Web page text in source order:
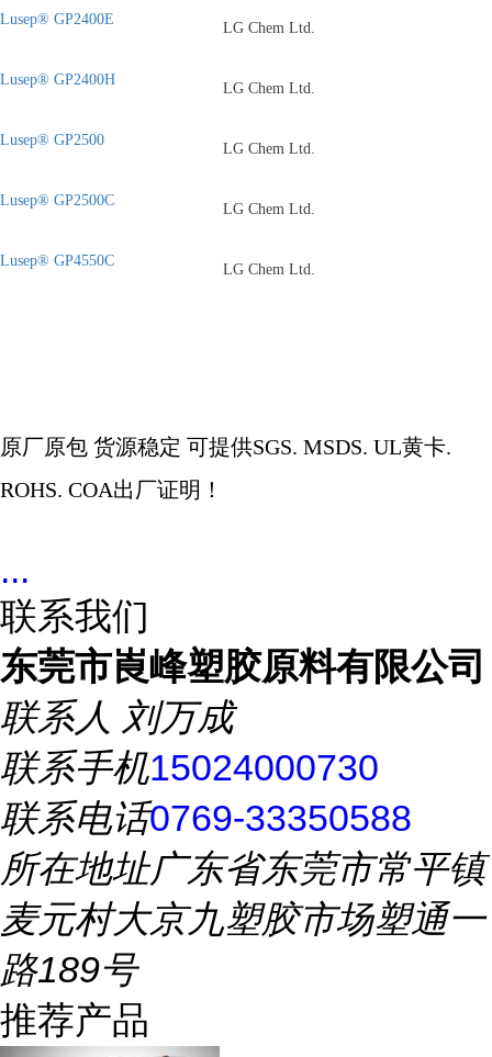
Lusep® GP2400E
LG Chem Ltd.
Lusep® GP2400H
LG Chem Ltd.
Lusep® GP2500
LG Chem Ltd.
Lusep® GP2500C
LG Chem Ltd.
Lusep® GP4550C
LG Chem Ltd.
原厂原包 货源稳定 可提供SGS. MSDS. UL黄卡.
ROHS. COA出厂证明！
...
联系我们
东莞市崀峰塑胶原料有限公司
联系人 刘万成
联系手机15024000730
联系电话0769-33350588
所在地址广东省东莞市常平镇
麦元村大京九塑胶市场塑通一
路189号
推荐产品